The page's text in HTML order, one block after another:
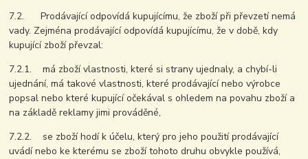
7.2. Prodávající odpovídá kupujícímu, že zboží při převzetí nemá
vady. Zejména prodávající odpovídá kupujícímu, že v době, kdy
kupující zboží převzal:
7.2.1. má zboží vlastnosti, které si strany ujednaly, a chybí-li
ujednání, má takové vlastnosti, které prodávající nebo výrobce
popsal nebo které kupující očekával s ohledem na povahu zboží a
na základě reklamy jimi prováděné,
7.2.2. se zboží hodí k účelu, který pro jeho použití prodávající
uvádí nebo ke kterému se zboží tohoto druhu obvykle používá,